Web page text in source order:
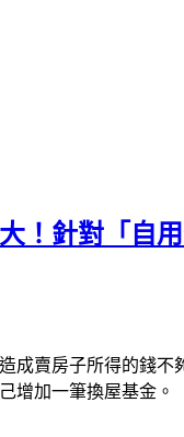
！針對「自
賣房子所得的錢
增加一筆換屋基金。